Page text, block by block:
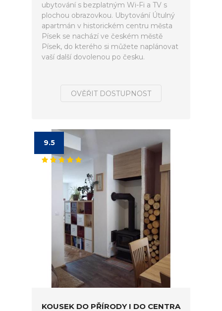
ubytování s bezplatným Wi-Fi a TV s
plochou obrazovkou. Ubytování Útulný
apartmán v historickém centru města
Písek se nachází ve českém městě
Písek, do kterého si můžete naplánovat
vaší další dovolenou po česku.
OVĚŘIT DOSTUPNOST
9.5
KOUSEK DO PŘÍRODY I DO CENTRA